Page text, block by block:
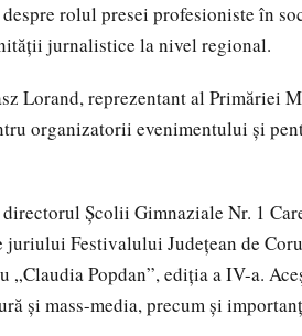
rolul presei profesioniste în
jurnalistice la nivel regional.
Lorand, reprezentant al Primăriei
organizatorii evenimentului și
Școlii Gimnaziale Nr. 1
Festivalului Județean de
Popdan”, ediția a IV-a.
și mass-media, precum și